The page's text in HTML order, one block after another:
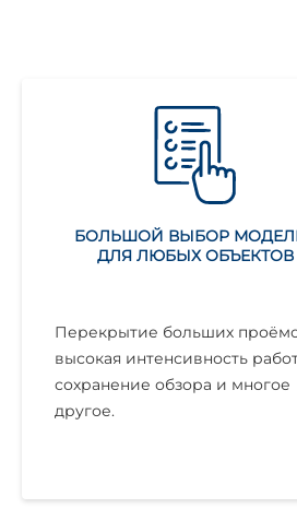
БОЛЬШОЙ ВЫБОР
ДЛЯ ЛЮБЫХ ОБЪЕКТОВ
Перекрытие больших
высокая интенсивность
сохранение обзора и многое
другое.